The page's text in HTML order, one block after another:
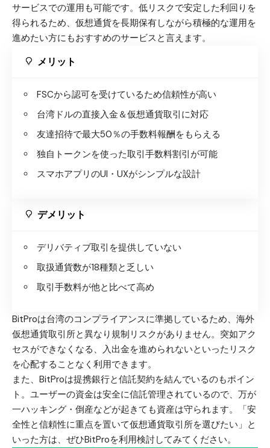
サービスでの運用も可能です。低リスクで安定した利回りを
得られるため、仮想通貨を長期保有しながら積極的な運用を
進めたい方にもおすすめのサービスと言えます。
メリット
FSCから認可を受けているため信頼性が高い
台湾ドルの直接入金＆仮想通貨取引に対応
友達招待で最大50％の手数料報酬をもらえる
独自トークンを使った取引手数料割引が可能
スマホアプリのUI・UXがシンプルな設計
デメリット
デリバティブ取引を提供していない
取扱通貨数が18種類と乏しい
取引手数料が他と比べて高め
BitProは台湾のコンプライアンスに準拠しているため、海外
仮想通貨取引所と異なり規制リスクがありません。突如アク
セスができなくなる、入出金を進められないといったリスク
を心配することなく利用できます。
また、BitProは提携銀行と信託契約を結んでいるのもポイン
ト。ユーザーの資金は安全に信託管理されているので、万が
一ハッキング・倒産などが起きても資産は守られます。「安
全性と信頼性に重点を置いて仮想通貨取引所を選びたい」と
いった方は、ぜひBitProを利用検討してみてください。